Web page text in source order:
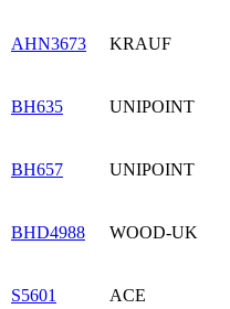
AHN3673 KRAUF
BH635 UNIPOINT
BH657 UNIPOINT
BHD4988 WOOD-UK
S5601 ACE